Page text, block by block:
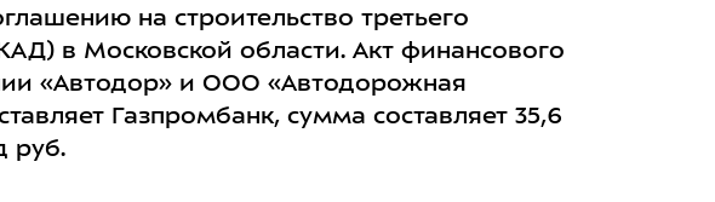
на строительство третьего
в Московской области. Акт финансового
«Автодор» и ООО «Автодорожная
Газпромбанк, сумма составляет 35,6
руб.